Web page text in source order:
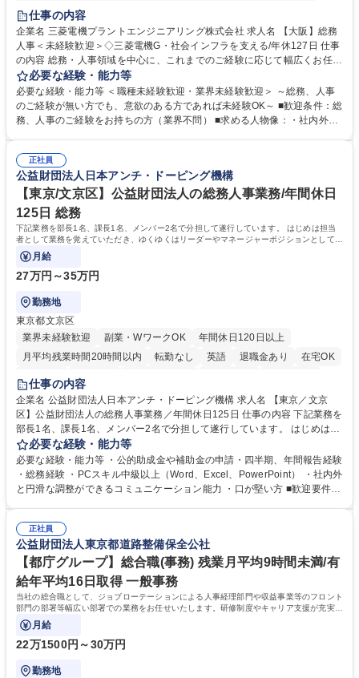
退職金あり
駅近5分以内
土日祝休み 服装自由 寮・社宅あり 食事補助あり
仕事の内容
企業名 三菱電機プラントエンジニアリング株式会社 求人名 【大阪】総務
人事＜未経験歓迎＞◇三菱電機G・社会インフラを支える/年休127日 仕事
の内容 総務・人事領域を中心に、これまでのご経験に応じて幅広くお任せ
します。 ＜具体的には＞ ・総務/人事労務（給与・社保・勤怠管理など）
・採用・教育研修 ・福利厚生運用 など ※基本的には事務所勤務ですが、
採用や教育等の業務内容により、関西圏以外への日帰り・宿泊を伴う国内
出張もございます。 ※担当業務を持ちつつ、お互いに助け合いながら、総
必要な経験・能力等
必要な経験・能力等 ＜職種未経験歓迎・業界未経験歓迎＞ ～総務、人事
のご経験が無い方でも、意欲のある方であれば未経験OK～ ■歓迎条件：総
務、人事のご経験をお持ちの方（業界不問） ■求める人物像：・社内外の
正社員
公益財団法人日本アンチ・ドーピング機構
【東京/文京区】公益財団法人の総務人事業務/年間休日
125日 総務
下記業務を部長1名、課長1名、メンバー2名で分担して遂行しています。 はじめは担当
者として業務を覚えていただき、ゆくゆくはリーダーやマネージャーポジションとして活
躍いただくことを期待しています。
月給
27万円～35万円
勤務地
東京都文京区
業界未経験歓迎
副業・WワークOK
年間休日120日以上
月平均残業時間20時間以内
転勤なし 英語 退職金あり
在宅OK
賞与あり
育休あり
食事補助あり
仕事の内容
企業名 公益財団法人日本アンチ・ドーピング機構 求人名 【東京／文京
区】公益財団法人の総務人事業務／年間休日125日 仕事の内容 下記業務を
部長1名、課長1名、メンバー2名で分担して遂行しています。 はじめは担
当者として業務を覚えていただき、ゆくゆくはリーダーやマネージャーポ
ジションとして活躍いただくことを期待しています。 【総務・人事グルー
プの業務内容】 ・人事制度関連 ・採用活動 ・教育研修の企画、実行 ・勤
怠管理 ・官公庁への各種提出 ・法定の会議運営（評議員会、理事会） ・
管理 ・福利厚生関連 ・職員からの問合せ、相談対応 ・その他日常の総務
業務全般 募集職種 【東京／文京区】公益財団法人の総務人事業務／年間
休日125日
必要な経験・能力等
必要な経験・能力等 ・公的助成金や補助金の申請・四半期、年間報告経験
・総務経験 ・PCスキル中級以上（Word、Excel、PowerPoint） ・社内外
と円滑な調整ができるコミュニケーション能力 ・口が堅い方 ■歓迎要件
正社員
公益財団法人東京都道路整備保全公社
【都庁グループ】総合職(事務) 残業月平均9時間未満/有
給年平均16日取得 一般事務
当社の総合職として、ジョブローテーションによる人事経理部門や収益事業等のフロント
部門の部署等幅広い部署での業務をお任せいたします。研修制度やキャリア支援が充実し
ております！ ※下記業務詳細
月給
22万1500円～30万円
勤務地